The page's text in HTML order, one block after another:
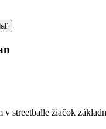
streetballe žiačok